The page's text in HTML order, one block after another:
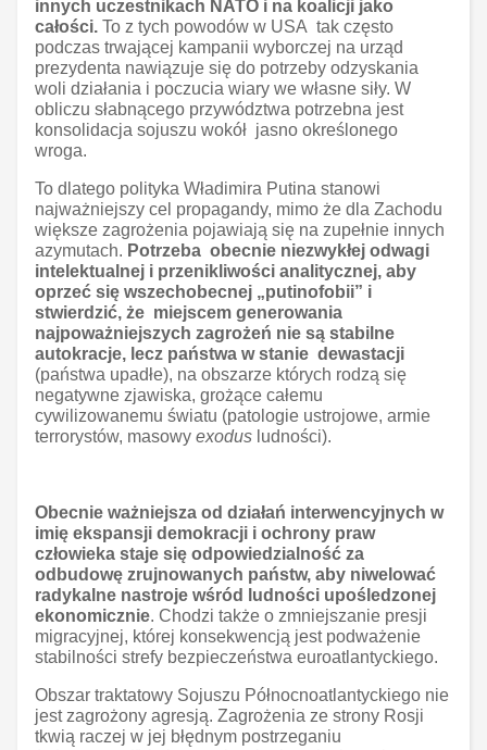
innych uczestnikach NATO i na koalicji jako
całości. To z tych powodów w USA tak często
podczas trwającej kampanii wyborczej na urząd
prezydenta nawiązuje się do potrzeby odzyskania
woli działania i poczucia wiary we własne siły. W
obliczu słabnącego przywództwa potrzebna jest
konsolidacja sojuszu wokół jasno określonego
wroga.
To dlatego polityka Władimira Putina stanowi
najważniejszy cel propagandy, mimo że dla Zachodu
większe zagrożenia pojawiają się na zupełnie innych
azymutach. Potrzeba obecnie niezwykłej odwagi
intelektualnej i przenikliwości analitycznej, aby
oprzeć się wszechobecnej „putinofobii” i
stwierdzić, że miejscem generowania
najpoważniejszych zagrożeń nie są stabilne
autokracje, lecz państwa w stanie dewastacji
(państwa upadłe), na obszarze których rodzą się
negatywne zjawiska, grożące całemu
cywilizowanemu światu (patologie ustrojowe, armie
terrorystów, masowy exodus ludności).
Obecnie ważniejsza od działań interwencyjnych w
imię ekspansji demokracji i ochrony praw
człowieka staje się odpowiedzialność za
odbudowę zrujnowanych państw, aby niwelować
radykalne nastroje wśród ludności upośledzonej
ekonomicznie. Chodzi także o zmniejszanie presji
migracyjnej, której konsekwencją jest podważenie
stabilności strefy bezpieczeństwa euroatlantyckiego.
Obszar traktatowy Sojuszu Północnoatlantyckiego nie
jest zagrożony agresją. Zagrożenia ze strony Rosji
tkwią raczej w jej błędnym postrzeganiu